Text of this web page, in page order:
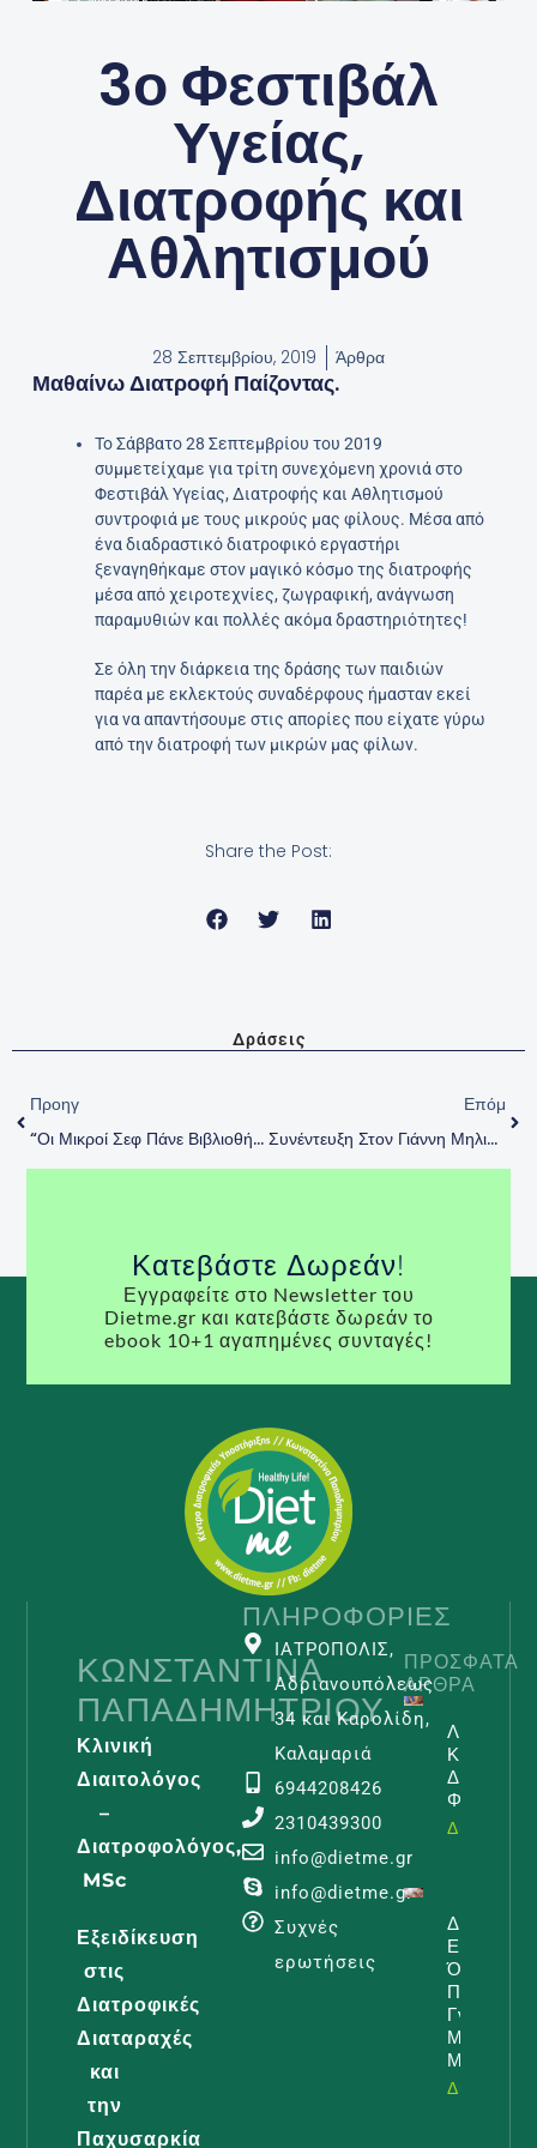
3ο Φεστιβάλ
Υγείας,
Διατροφής και
Αθλητισμού
28 Σεπτεμβρίου, 2019 Άρθρα
Μαθαίνω Διατροφή Παίζοντας.
Το Σάββατο 28 Σεπτεμβρίου του 2019
συμμετείχαμε για τρίτη συνεχόμενη χρονιά στο
Φεστιβάλ Υγείας, Διατροφής και Αθλητισμού
συντροφιά με τους μικρούς μας φίλους. Μέσα από
ένα διαδραστικό διατροφικό εργαστήρι
ξεναγηθήκαμε στον μαγικό κόσμο της διατροφής
μέσα από χειροτεχνίες, ζωγραφική, ανάγνωση
παραμυθιών και πολλές ακόμα δραστηριότητες!
Σε όλη την διάρκεια της δράσης των παιδιών
παρέα με εκλεκτούς συναδέρφους ήμασταν εκεί
για να απαντήσουμε στις απορίες που είχατε γύρω
από την διατροφή των μικρών μας φίλων.
Share the Post:
Δράσεις
Προηγ
“Οι Μικροί Σεφ Πάνε Βιβλιοθήκη”
Επόμ
Συνέντευξη Στον Γιάννη Μηλιάτση Για Την Μετά-COVID19 Εποχή (Μάιος 2020)
Κατεβάστε Δωρεάν!
Εγγραφείτε στο Newsletter του
Dietme.gr και κατεβάστε δωρεάν το
ebook 10+1 αγαπημένες συνταγές!
ΚΩΝΣΤΑΝΤΊΝΑ
ΠΑΠΑΔΗΜΗΤΡΊΟΥ
Κλινική
Διαιτολόγος
–
Διατροφολόγος,
MSc
Εξειδίκευση
στις
Διατροφικές
Διαταραχές
και
την
Παχυσαρκία
ΠΛΗΡΟΦΟΡΊΕΣ
ΙΑΤΡΟΠΟΛΙΣ,
Αδριανουπόλεως
34 και Καρολίδη,
Καλαμαριά
6944208426
2310439300
info@dietme.gr
info@dietme.gr
Συχνές
ερωτήσεις
ΠΡΌΣΦΑΤΑ
ΆΡΘΡΑ
Και
Φροντίδα
Διαβάστε
Διατροφή
Όλα Όσα
Πρέπει
Γνωρίζει
Μαμά
Διαβάστε